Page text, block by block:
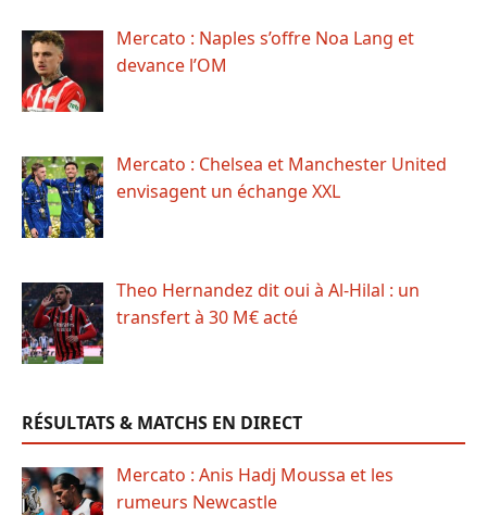
Mercato : Naples s’offre Noa Lang et
devance l’OM
Mercato : Chelsea et Manchester United
envisagent un échange XXL
Theo Hernandez dit oui à Al-Hilal : un
transfert à 30 M€ acté
RÉSULTATS & MATCHS EN DIRECT
Mercato : Anis Hadj Moussa et les
rumeurs Newcastle